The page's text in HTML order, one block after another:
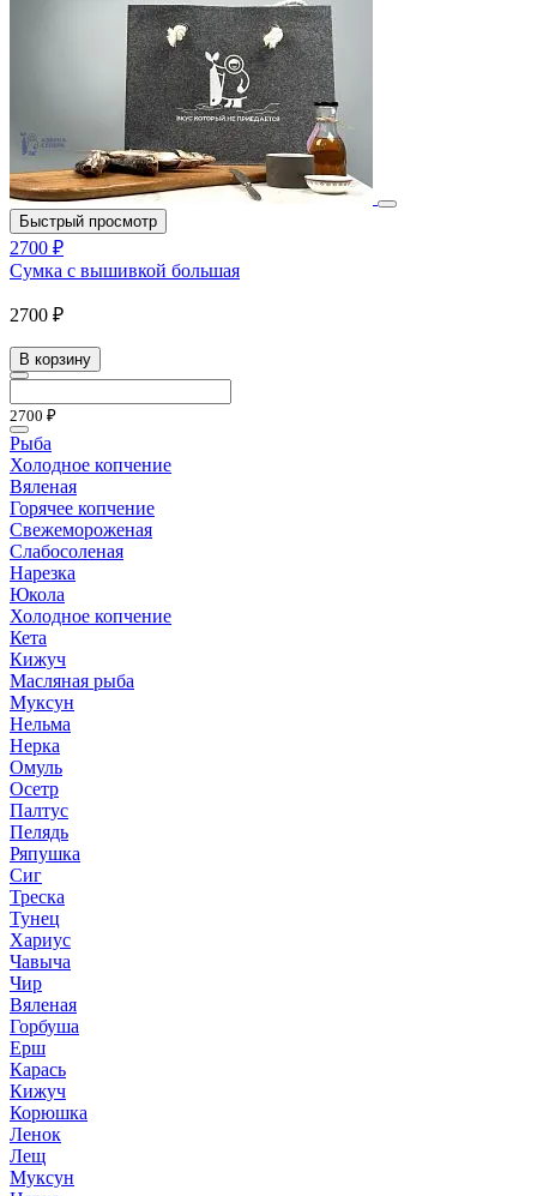
Быстрый просмотр
2700 ₽
Сумка с вышивкой большая
2700 ₽
В корзину
2700 ₽
Рыба
Холодное копчение
Вяленая
Горячее копчение
Свежемороженая
Слабосоленая
Нарезка
Юкола
Холодное копчение
Кета
Кижуч
Масляная рыба
Муксун
Нельма
Нерка
Омуль
Осетр
Палтус
Пелядь
Ряпушка
Сиг
Треска
Тунец
Хариус
Чавыча
Чир
Вяленая
Горбуша
Ерш
Карась
Кижуч
Корюшка
Ленок
Лещ
Муксун